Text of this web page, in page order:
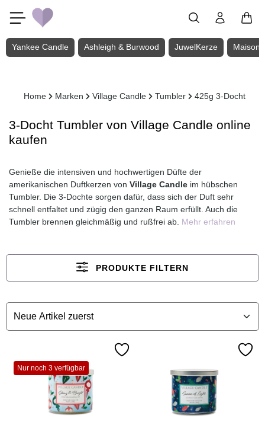
Zum Hauptinhalt springen
Yankee Candle Ashleigh & Burwood JuwelKerze Maison
Home Marken Village Candle Tumbler 425g 3-Docht
3-Docht Tumbler von Village Candle online
kaufen
Genieße die intensiven und hochwertigen Düfte der
amerikanischen Duftkerzen von Village Candle im hübschen
Tumbler. Die 3-Dochte sorgen dafür, dass sich der Duft sehr
schnell entfaltet und zügig den ganzen Raum erfüllt. Auch die
Tumbler brennen gleichmäßig und rußfrei ab. Mehr erfahren
PRODUKTE FILTERN
Nur noch 3 verfügbar